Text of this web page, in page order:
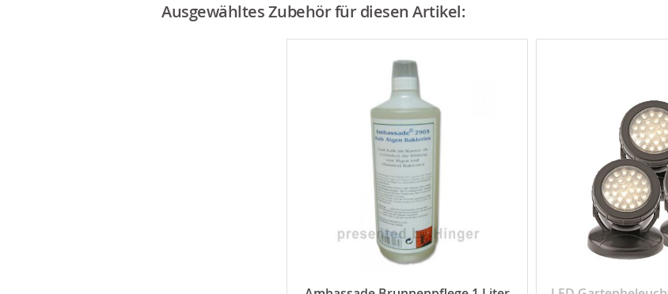
Ausgewähltes Zubehör für diesen Artikel: